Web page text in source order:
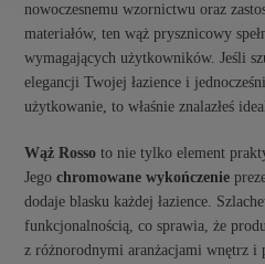
nowoczesnemu wzornictwu oraz
materiałów, ten wąż prysznicowy
wymagających użytkowników. Jeśli
elegancji Twojej łazience i
użytkowanie, to właśnie znalazłeś
Wąż Rosso to nie tylko element
Jegochromowane wykończenie
dodaje blasku każdej łazience.
funkcjonalnością, co sprawia, że
z różnorodnymi aranżacjami wnętrz i